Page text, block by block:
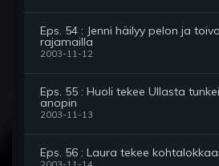
Eps. 54 : Jenni häilyy pelon ja
rajamailla
2003-11-12
Eps. 55 : Huoli tekee Ullasta
anopin
2003-11-13
Eps. 56 : Laura tekee